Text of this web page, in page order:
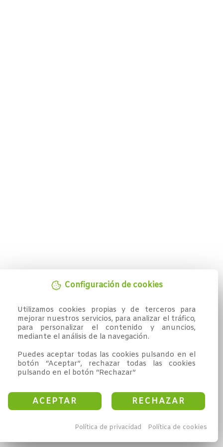
Configuración de cookies
Utilizamos cookies propias y de terceros para
mejorar nuestros servicios, para analizar el tráfico,
para personalizar el contenido y anuncios,
mediante el análisis de la navegación.
Puedes aceptar todas las cookies pulsando en el
botón “Aceptar”, rechazar todas las cookies
pulsando en el botón “Rechazar”
ACEPTAR RECHAZAR
Política de privacidad Política de cookies